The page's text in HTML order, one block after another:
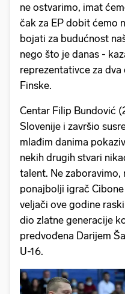
ne ostvarimo, imat
čak za EP dobit ćemo
bojati za budućnost
nego što je danas -
reprezentativce za
Finske.
Centar Filip Bundović
Slovenije i završio
mlađim danima
nekih drugih stvari
talent. Ne
ponajbolji igrač
veljači ove godine
dio zlatne generacije
predvođena Darijem
U-16.